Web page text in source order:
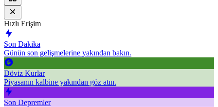
Hızlı Erişim
Son Dakika
Günün son gelişmelerine yakından bakın.
Döviz Kurlar
Piyasanın kalbine yakından göz atın.
Son Depremler